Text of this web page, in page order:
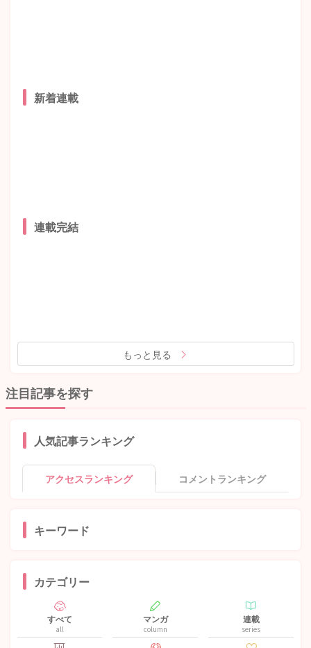
新着連載
連載完結
もっと見る
注目記事を探す
人気記事ランキング
アクセスランキング コメントランキング
キーワード
カテゴリー
すべて
all
マンガ
column
連載
series